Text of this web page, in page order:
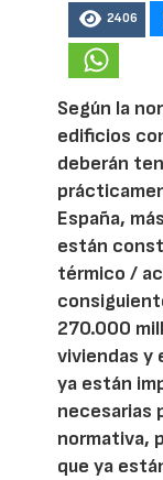
2406
Según la
edificios
deberán
España,
están
térmico /
270.000
viviendas y
ya están
necesarias
normativa,
que ya